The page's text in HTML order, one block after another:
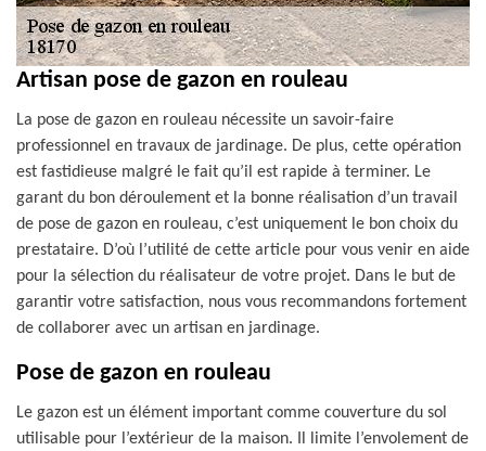
Artisan pose de gazon en rouleau
La pose de gazon en rouleau nécessite un savoir-faire
professionnel en travaux de jardinage. De plus, cette opération
est fastidieuse malgré le fait qu’il est rapide à terminer. Le
garant du bon déroulement et la bonne réalisation d’un travail
de pose de gazon en rouleau, c’est uniquement le bon choix du
prestataire. D’où l’utilité de cette article pour vous venir en aide
pour la sélection du réalisateur de votre projet. Dans le but de
garantir votre satisfaction, nous vous recommandons fortement
de collaborer avec un artisan en jardinage.
Pose de gazon en rouleau
Le gazon est un élément important comme couverture du sol
utilisable pour l’extérieur de la maison. Il limite l’envolement de